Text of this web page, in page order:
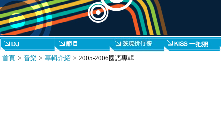
首頁 > 音樂 > 專輯介紹 > 2005-2006國語專輯